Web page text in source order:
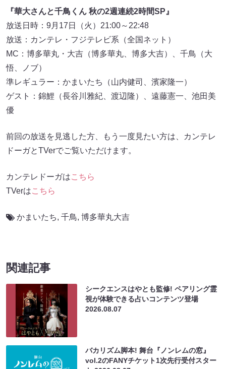
『華大さんと千鳥くん 秋の2週連続2時間SP』
放送日時：9月17日（火）21:00～22:48
放送：カンテレ・フジテレビ系（全国ネット）
MC：博多華丸・大吉（博多華丸、博多大吉）、千鳥（大
悟、ノブ）
準レギュラー：かまいたち（山内健司、濱家隆一）
ゲスト：錦鯉（長谷川雅紀、渡辺隆）、遠藤憲一、池田美
優
前回の放送を見逃した方、もう一度見たい方は、カンテレ
ドーガとTVerでご覧いただけます。
カンテレドーガはこちら
TVerはこちら
かまいたち, 千鳥, 博多華丸大吉
関連記事
シークエンスはやとも監修! ペアリング霊
視が体験できる占いコンテンツ登場
2026.08.07
バカリズム脚本! 舞台『ノンレムの窓』
vol.2のFANYチケット1次先行受付スター